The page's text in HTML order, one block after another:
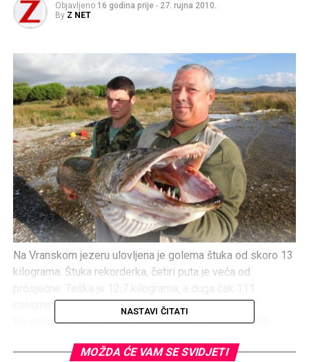
Objavljeno 16 godina prije - 27. rujna 2010.
By Z NET
Na Vranskom jezeru ulovljena je golema štuka od skoro 13
kilograma. Štuka rekorderka, četiri puta je veća od
centimetara.
Na istom mjestu, prošli tjedan uhvaćen je som od 106
NASTAVI ČITATI
MOŽDA ĆE VAM SE SVIDJETI